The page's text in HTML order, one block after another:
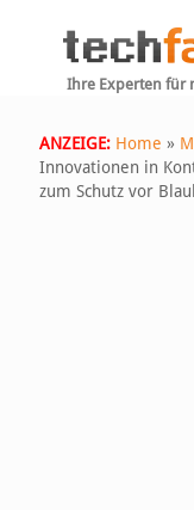
Ihre Experten für
ANZEIGE: Home »
Innovationen in
zum Schutz vor